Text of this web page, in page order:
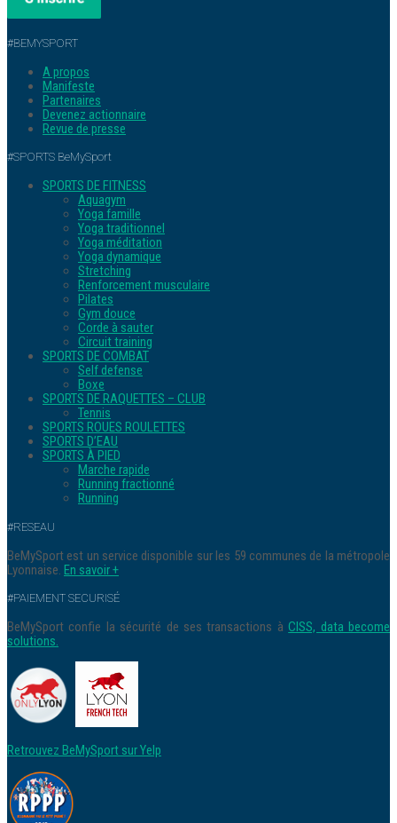
#BEMYSPORT
A propos
Manifeste
Partenaires
Devenez actionnaire
Revue de presse
#SPORTS BeMySport
SPORTS DE FITNESS
Aquagym
Yoga famille
Yoga traditionnel
Yoga méditation
Yoga dynamique
Stretching
Renforcement musculaire
Pilates
Gym douce
Corde à sauter
Circuit training
SPORTS DE COMBAT
Self defense
Boxe
SPORTS DE RAQUETTES – CLUB
Tennis
SPORTS ROUES ROULETTES
SPORTS D’EAU
SPORTS À PIED
Marche rapide
Running fractionné
Running
#RESEAU
BeMySport est un service disponible sur les 59 communes de la métropole
Lyonnaise. En savoir +
#PAIEMENT SECURISÉ
BeMySport confie la sécurité de ses transactions àCISS, data become
solutions.
Retrouvez BeMySport sur Yelp